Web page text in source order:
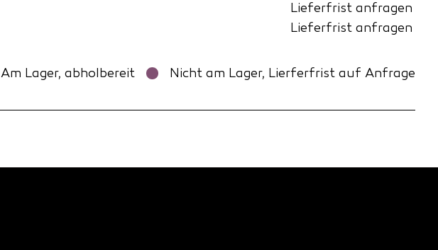
Lieferfrist anfragen
Lieferfrist anfragen
Am Lager, abholbereit Nicht am Lager, Lierferfrist auf Anfrage